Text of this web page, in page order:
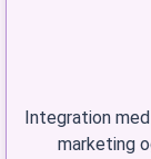
Integration
marketing